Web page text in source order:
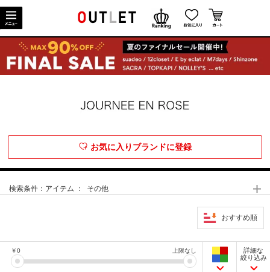
お気に入りブランドに登録
検索条件： アイテム ： その他
おすすめ順
￥0 上限なし
詳細な
絞り込み